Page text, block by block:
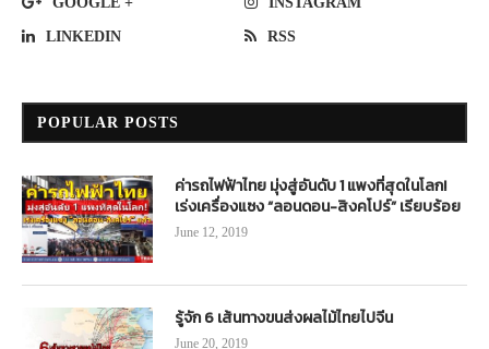
LINKEDIN RSS
POPULAR POSTS
ค่ารถไฟฟ้าไทย มุ่งสู่อันดับ 1 แพงที่สุดในโลก!
เร่งเครื่องแซง “ลอนดอน-สิงคโปร์” เรียบร้อย
June 12, 2019
รู้จัก 6 เส้นทางขนส่งผลไม้ไทยไปจีน
June 20, 2019